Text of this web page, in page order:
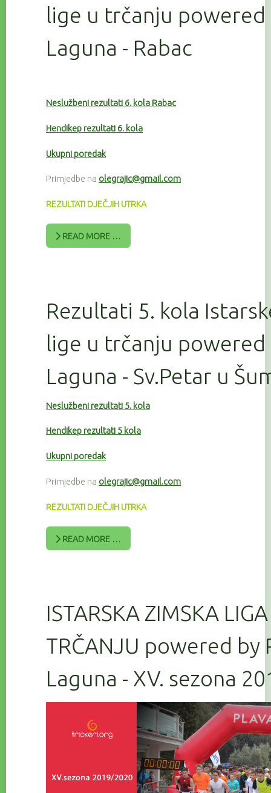
lige u trčanju powered
Laguna - Rabac
Neslužbeni rezultati 6. kola Rabac
Hendikep rezultati 6. kola
Ukupni poredak
Primjedbe na olegrajic@gmail.com
REZULTATI DJEČJIH UTRKA
READ MORE …
Rezultati 5. kola
lige u trčanju powered
Laguna - Sv.Petar u
Neslužbeni rezultati 5. kola
Hendikep rezultati 5 kola
Ukupni poredak
Primjedbe na olegrajic@gmail.com
REZULTATI DJEČJIH UTRKA
READ MORE …
ISTARSKA ZIMSKA
TRČANJU powered by
Laguna - XV. sezona